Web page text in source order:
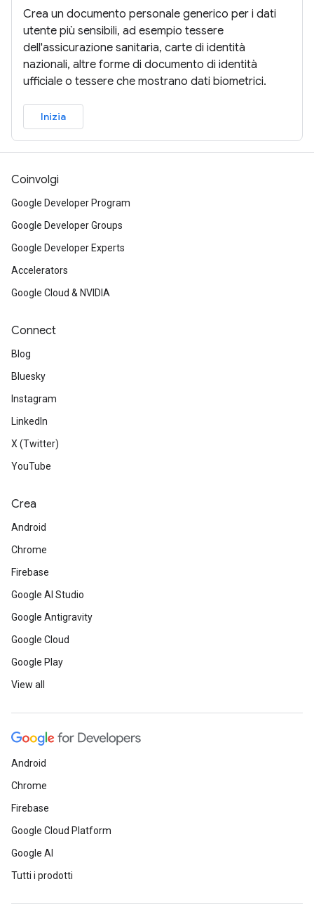
Crea un documento personale generico per i dati
utente più sensibili, ad esempio tessere
dell'assicurazione sanitaria, carte di identità
nazionali, altre forme di documento di identità
ufficiale o tessere che mostrano dati biometrici.
Inizia
Coinvolgi
Google Developer Program
Google Developer Groups
Google Developer Experts
Accelerators
Google Cloud & NVIDIA
Connect
Blog
Bluesky
Instagram
LinkedIn
X (Twitter)
YouTube
Crea
Android
Chrome
Firebase
Google AI Studio
Google Antigravity
Google Cloud
Google Play
View all
Android
Chrome
Firebase
Google Cloud Platform
Google AI
Tutti i prodotti